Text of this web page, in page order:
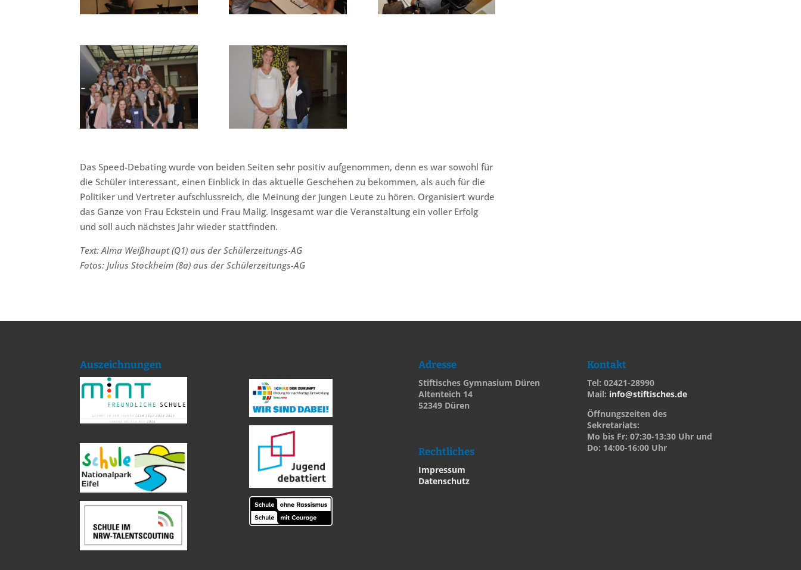
Das Speed-Debating wurde von beiden Seiten sehr positiv aufgenommen, denn es war sowohl für
die Schüler interessant, einen Einblick in das aktuelle Geschehen zu bekommen, als auch für die
Politiker und Vertreter aufschlussreich, die Meinung der jungen Leute zu hören. Organisiert wurde
das Ganze von Frau Eckstein und Frau Malig. Insgesamt war die Veranstaltung ein voller Erfolg
und soll auch nächstes Jahr wieder stattfinden.
Text: Alma Weißhaupt (Q1) aus der Schülerzeitungs-AG
Fotos: Julius Stockheim (8a) aus der Schülerzeitungs-AG
Auszeichnungen Adresse
Stiftisches Gymnasium Düren
Altenteich 14
52349 Düren
Rechtliches
Impressum
Datenschutz
Kontakt
Tel: 02421-28990
Mail: info@stiftisches.de
Öffnungszeiten des
Sekretariats:
Mo bis Fr: 07:30-13:30 Uhr und
Do: 14:00-16:00 Uhr